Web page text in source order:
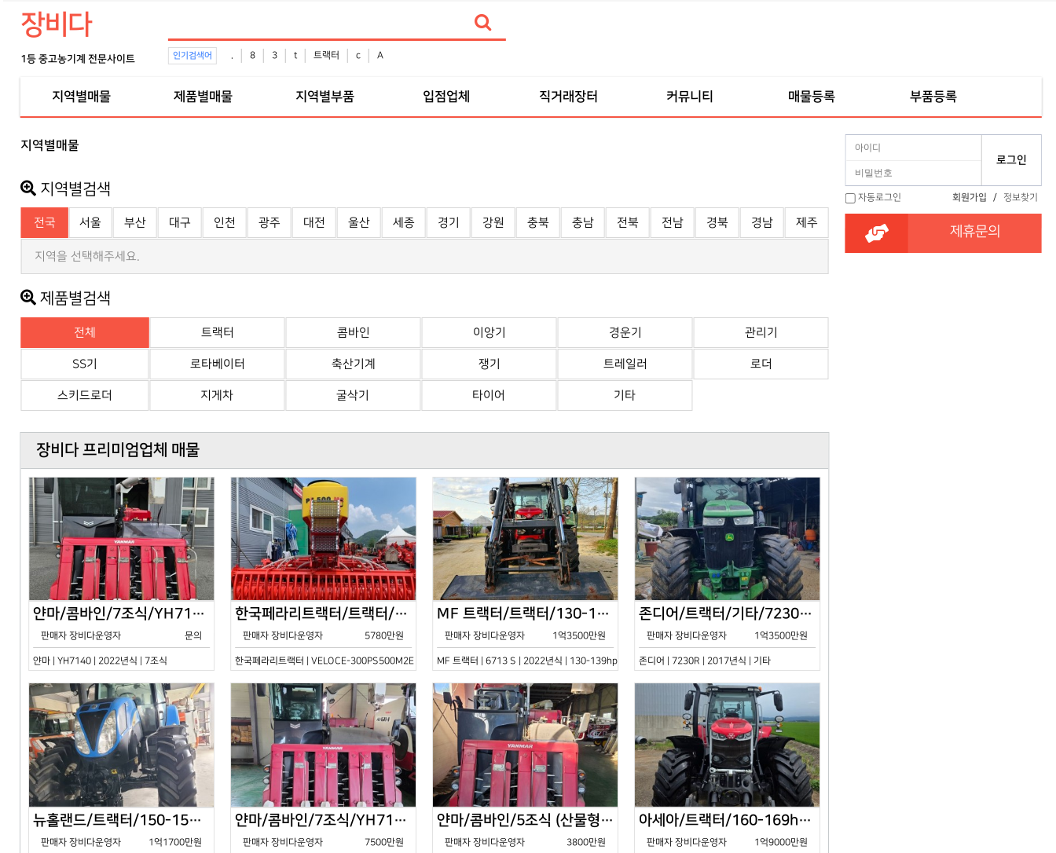
장비다
1등 중고농기계 전문사이트 인기검색어 . 8 3 t 트랙터 c A
지역별매물 제품별매물 지역별부품 입점업체 직거래장터 커뮤니티 매물등록 부품등록
지역별매물
지역별검색
전국 서울 부산 대구 인천 광주 대전 울산 세종 경기 강원 충북 충남 전북 전남 경북 경남 제주
지역을 선택해주세요.
제품별검색
전체 트랙터 콤바인 이앙기 경운기 관리기
SS기 로타베이터 축산기계 쟁기 트레일러 로더
스키드로더 지게차 굴삭기 타이어 기타
장비다 프리미엄업체 매물
얀마/콤바인/7조식/YH7140/2024년식
판매자 장비다운영자 문의
얀마 | YH7140 | 2022년식 | 7조식
한국페라리트랙터/트랙터/기타/VELOCE-300PS500M2E/2022년식
판매자 장비다운영자 5780만원
한국페라리트랙터 | VELOCE-300PS500M2E | 2022년식 | 기타
MF 트랙터/트랙터/130-139hp/6713 S/2022년식
판매자 장비다운영자 1억3500만원
MF 트랙터 | 6713 S | 2022년식 | 130-139hp
존디어/트랙터/기타/7230R/2017년식
판매자 장비다운영자 1억3500만원
존디어 | 7230R | 2017년식 | 기타
뉴홀랜드/트랙터/150-159hp/T6080/2016년식
판매자 장비다운영자 1억1700만원
얀마/콤바인/7조식/YH7115/2021년식
판매자 장비다운영자 7500만원
얀마/콤바인/5조식 (산물형)/YH5101/2019년식
판매자 장비다운영자 3800만원
아세아/트랙터/160-169hp/MF7S.165/2023년식
판매자 장비다운영자 1억9000만원
자동로그인 회원가입 / 정보찾기
제휴문의